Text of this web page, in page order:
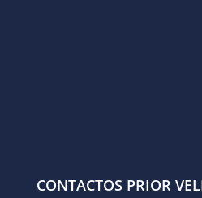
CONTACTOS PRIOR